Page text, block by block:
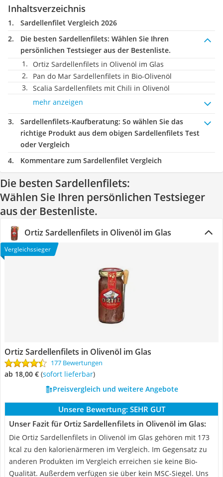
Inhaltsverzeichnis
Sardellenfilet Vergleich 2026
Die besten Sardellenfilets: Wählen Sie Ihren
persönlichen Testsieger aus der Bestenliste.
Ortiz Sardellenfilets in Olivenöl im Glas
Pan do Mar Sardellenfilets in Bio-Olivenöl
Scalia Sardellenfilets mit Chili in Olivenöl
mehr anzeigen
Sardellenfilets-Kaufberatung: So wählen Sie das
richtige Produkt aus dem obigen Sardellenfilets Test
oder Vergleich
Kommentare zum Sardellenfilet Vergleich
Die besten Sardellenfilets:
Wählen Sie Ihren persönlichen Testsieger
aus der Bestenliste.
Ortiz Sardellenfilets in Olivenöl im Glas
Vergleichssieger
Ortiz Sardellenfilets in Olivenöl im Glas
177 Bewertungen
ab 18,00 € ( Sofort lieferbar)
Preisvergleich und weitere Angebote
Unsere Bewertung: SEHR GUT
Unser Fazit für Ortiz Sardellenfilets in Olivenöl im Glas:
Die Ortiz Sardellenfilets in Olivenöl im Glas gehören mit 173
kcal zu den kalorienärmeren im Vergleich. Im Gegensatz zu
anderen Produkten im Vergleich erreichen sie keine Bio-
Qualität. Außerdem verfügen sie über kein MSC-Siegel. Uns